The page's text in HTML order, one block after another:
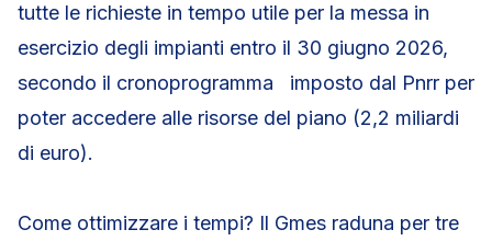
tutte le richieste in tempo utile per la messa in
esercizio degli impianti entro il 30 giugno 2026,
secondo il cronoprogramma imposto dal Pnrr per
poter accedere alle risorse del piano (2,2 miliardi
di euro).
Come ottimizzare i tempi? Il Gmes raduna per tre